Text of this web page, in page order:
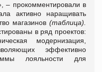
– прокомментировали в
активно наращивать
магазинов (таблица).
в ряд проектов:
модернизация,
эффективно
лояльности для